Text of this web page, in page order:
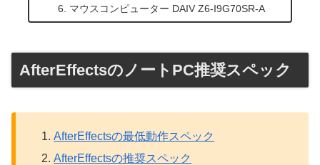
マウスコンピューター DAIV Z6-I9G70SR-A
AfterEffectsのノートPC推奨スペック
AfterEffectsの最低動作スペック
AfterEffectsの推奨スペック